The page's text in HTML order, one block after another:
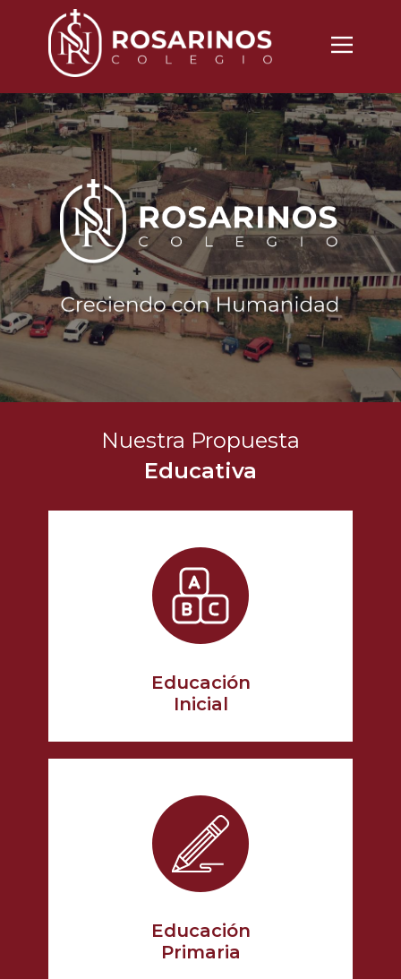
Nosotros
Propuesta
Noticias
Vida Cotidiana
Inscripciones
Contacto
Nuestra Propuesta
Educativa
Educación
Inicial
Educación
Primaria